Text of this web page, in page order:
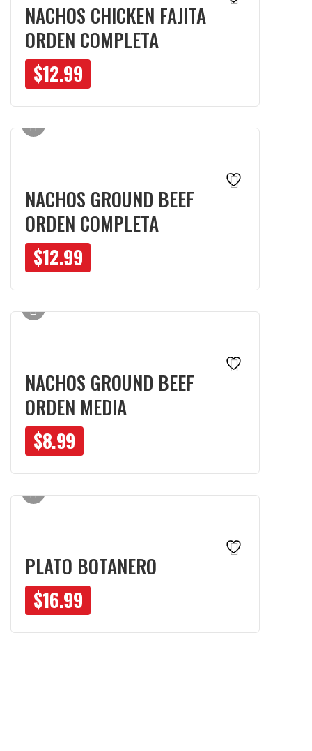
NACHOS CHICKEN FAJITA
ORDEN COMPLETA
$12.99
NACHOS GROUND BEEF
ORDEN COMPLETA
$12.99
NACHOS GROUND BEEF
ORDEN MEDIA
$8.99
PLATO BOTANERO
$16.99